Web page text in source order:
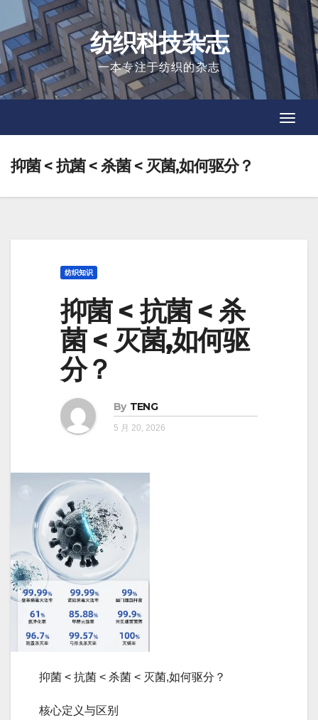
to
content
纺织科技杂志
一本专注于纺织的杂志
抑菌 < 抗菌 < 杀菌 < 灭菌,如何驱分？
纺织知识
抑菌 < 抗菌 < 杀
菌 < 灭菌,如何驱
分？
By TENG
5 月 20, 2026
抑菌 < 抗菌 < 杀菌 < 灭菌,如何驱分？
核心定义与区别